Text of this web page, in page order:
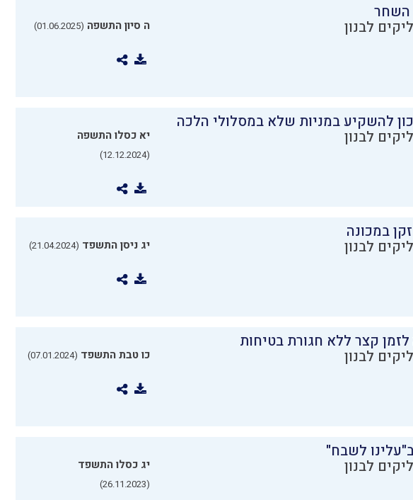
השחר
לבנון ה סיון התשפה (01.06.2025)
להשקיע במניות שלא במסלולי הלכה
לבנון יא כסלו התשפה
(12.12.2024)
במכונה
לבנון יג ניסן התשפד (21.04.2024)
קצר ללא חגורת בטיחות
לבנון כו טבת התשפד (07.01.2024)
לשבח"
לבנון יג כסלו התשפד
(26.11.2023)